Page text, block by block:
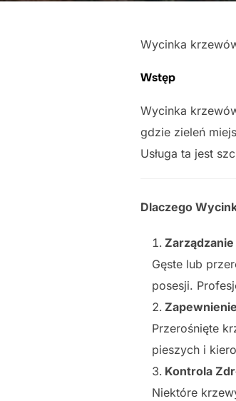
Wycinka
Wstęp
Wycinka
gdzie zieleń
Usługa ta jest
Dlaczego
Gęste lub
posesji.
Przerośnięte
pieszych i
Kontrola
Niektóre